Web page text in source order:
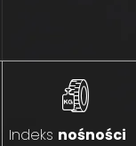
Indeks nośności